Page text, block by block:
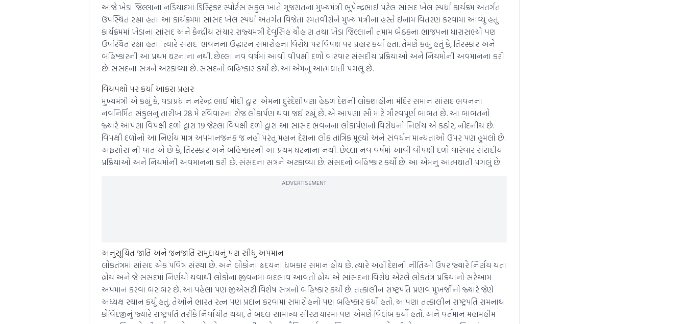
આજે ખેડા જિલ્લાના નડિયાદમાં ડિસ્ટ્રિક્ટ સ્પોર્ટસ સંકુલ ખાતે ગુજરાતના મુખ્યમંત્રી ભુપેન્દ્રભાઈ પટેલ સાંસદ ખેલ સ્પર્ધા કાર્યક્રમ અંતર્ગત
ઉપસ્થિત રહ્યા હતા. આ કાર્યક્રમમાં સાંસદ ખેલ સ્પર્ધા અંતર્ગત વિજેતા રમતવીરોને મુખ્ય મંત્રીના હસ્તે ઈનામ વિતરણ કરવામાં આવ્યું હતું.
કાર્યક્રમમાં ખેડાના સાંસદ અને કેન્દ્રીય સંચાર રાજ્યમંત્રી દેવુસિંહ ચૌહાણ તથા ખેડા જિલ્લાની તમામ બેઠકના ભાજપના ધારાસભ્યો પણ
ઉપસ્થિત રહ્યા હતા. ત્યારે સંસદ ભવનના ઉદ્ઘાટન સમારોહના વિરોધ પર વિપક્ષ પર પ્રહાર કર્યા હતા. તેમણે કહ્યું હતું કે, તિરસ્કાર અને
બહિષ્કારની આ પ્રથમ ઘટનાના નથી. છેલ્લા નવ વર્ષમાં આવી વીપક્ષી દળો વારંવાર સંસદીય પ્રક્રિયાઓ અને નિયમોની અવમાનના કરી
છે. સંસદના સત્રને અટકાવ્યા છે. સંસદનો બહિષ્કાર કર્યો છે. આ એમનુ આત્મઘાતી પગલું છે.
વિયપક્ષો પર કર્યા આકરા પ્રહાર
મુખ્યમંત્રી એ કહ્યું કે, વડાપ્રધાન નરેન્દ્ર ભાઈ મોદી દ્વારા એમના દુરંદેશીપણા હેઠળ દેશની લોકશાહીના મંદિર સમાન સાંસદ ભવનના
નવનિર્મિત સંકુલનુ તારીખ 28 મે રવિવારના રોજ લોકાર્પણ થવા જઈ રહ્યું છે. એ આપણા સૌ માટે ગૌરવપૂર્ણ બાબત છે. આ બાબતનો
જ્યારે આપણા વિપક્ષી દળો દ્વારા 19 જેટલા વિપક્ષી દળો દ્વારા આ સાંસદ ભવનના લોકાર્પણનો વિરોધનો નિર્ણય એ કઠોર, નીંદનીય છે.
વિપક્ષી દળોનો આ નિર્ણય માત્ર અપમાનજનક જ નહીં પરંતુ મહાન દેશના લોક તાંત્રિક મૂલ્યો અને સંવર્ધન માન્યતાઓ ઉપર પણ હુમલો છે.
અફસોસ ની વાત એ છે કે, તિરસ્કાર અને બહિષ્કારની આ પ્રથમ ઘટનાના નથી. છેલ્લા નવ વર્ષમાં આવી વીપક્ષી દળો વારંવાર સંસદીય
પ્રક્રિયાઓ અને નિયમોની અવમાનના કરી છે. સંસદના સત્રને અટકાવ્યા છે. સંસદનો બહિષ્કાર કર્યો છે. આ એમનુ આત્મઘાતી પગલું છે.
ADVERTISEMENT
અનુસૂચિત જાતિ અને જનજાતિ સમુદાયનું પણ સીધું અપમાન
લોકતંત્રમાં સાંસદ એક પવિત્ર સંસ્થા છે. અને લોકોના હૃદયના ધબકાર સમાન હોય છે. ત્યારે અહીં દેશની નીતિઓ ઉપર જ્યારે નિર્ણય થતા
હોય અને જે સંસદમાં નિર્ણયો થવાથી લોકોના જીવનમાં બદલાવ આવતો હોય એ સાંસદના વિરોધ એટલે લોકતંત્ર પ્રક્રિયાનો સરેઆમ
અપમાન કરવા બરાબર છે. આ પહેલા પણ જીએસટી વિશેષ સત્રનો બહિષ્કાર કર્યો છે. તત્કાલીન રાષ્ટ્રપતિ પ્રણવ મુખર્જીનો જ્યારે જેણે
અધ્યક્ષ સ્થાન કર્યું હતું, તેઓને ભારત રત્ન પણ પ્રદાન કરવામા સમારોહનો પણ બહિષ્કાર કર્યો હતો. આપણા તત્કાલીન રાષ્ટ્રપતિ રામનાથ
કોવિંદજીનું જ્યારે રાષ્ટ્રપતિ તરીકે નિર્વાચીત થયા, તે બદલ સામાન્ય સીસ્ટાચારમા પણ એમણે વિલંબ કર્યો હતો. અને વર્તમાન મહામહીમ